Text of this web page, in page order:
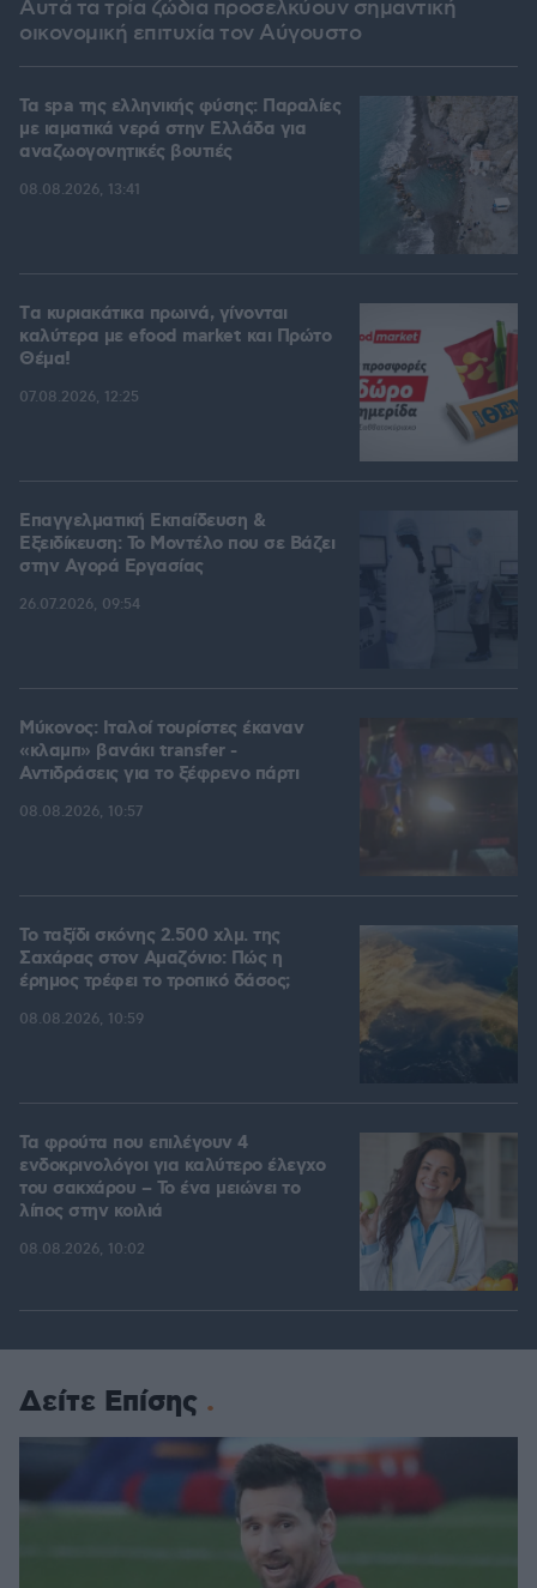
Αυτά τα τρία ζώδια προσελκύουν σημαντική
οικονομική επιτυχία τον Αύγουστο
Τα spa της ελληνικής φύσης: Παραλίες
με ιαματικά νερά στην Ελλάδα για
αναζωογονητικές βουτιές
08.08.2026, 13:41
Tα κυριακάτικα πρωινά, γίνονται
καλύτερα με efood market και Πρώτο
Θέμα!
07.08.2026, 12:25
Επαγγελματική Εκπαίδευση &
Εξειδίκευση: Το Mοντέλο που σε Bάζει
στην Aγορά Eργασίας
26.07.2026, 09:54
Μύκονος: Ιταλοί τουρίστες έκαναν
«κλαμπ» βανάκι transfer -
Αντιδράσεις για το ξέφρενο πάρτι
08.08.2026, 10:57
Το ταξίδι σκόνης 2.500 χλμ. της
Σαχάρας στον Αμαζόνιο: Πώς η
έρημος τρέφει το τροπικό δάσος;
08.08.2026, 10:59
Τα φρούτα που επιλέγουν 4
ενδοκρινολόγοι για καλύτερο έλεγχο
του σακχάρου – Το ένα μειώνει το
λίπος στην κοιλιά
08.08.2026, 10:02
Δείτε Επίσης